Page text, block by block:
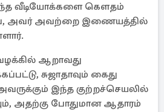
வீடியோக்களை கௌதம்
அவர் அவற்றை இணையத்தில்
ஆறாவது
சுஜாதாவும் கைது
இந்த குற்றச்செயலில்
அதற்கு போதுமான ஆதாரம்